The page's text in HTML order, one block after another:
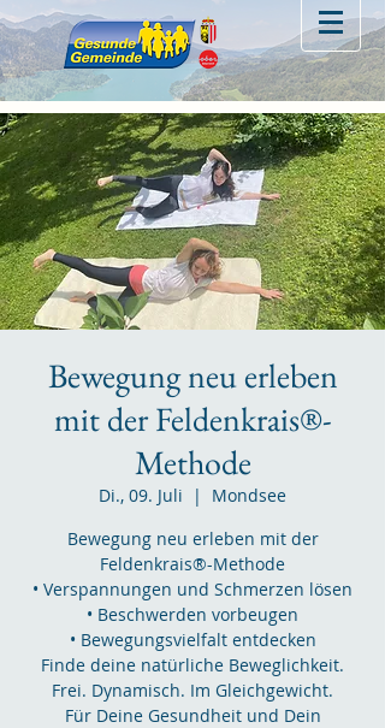
Bewegung neu erleben
mit der Feldenkrais®-
Methode
Di., 09. Juli
  |
Mondsee
Bewegung neu erleben mit der
Feldenkrais®-Methode
• Verspannungen und Schmerzen lösen
• Beschwerden vorbeugen
• Bewegungsvielfalt entdecken
Finde deine natürliche Beweglichkeit.
Frei. Dynamisch. Im Gleichgewicht.
Für Deine Gesundheit und Dein